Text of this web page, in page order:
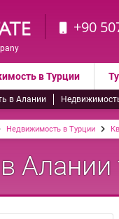
+90
в Турции
в Алании
Недвижимость в Турции
Алании